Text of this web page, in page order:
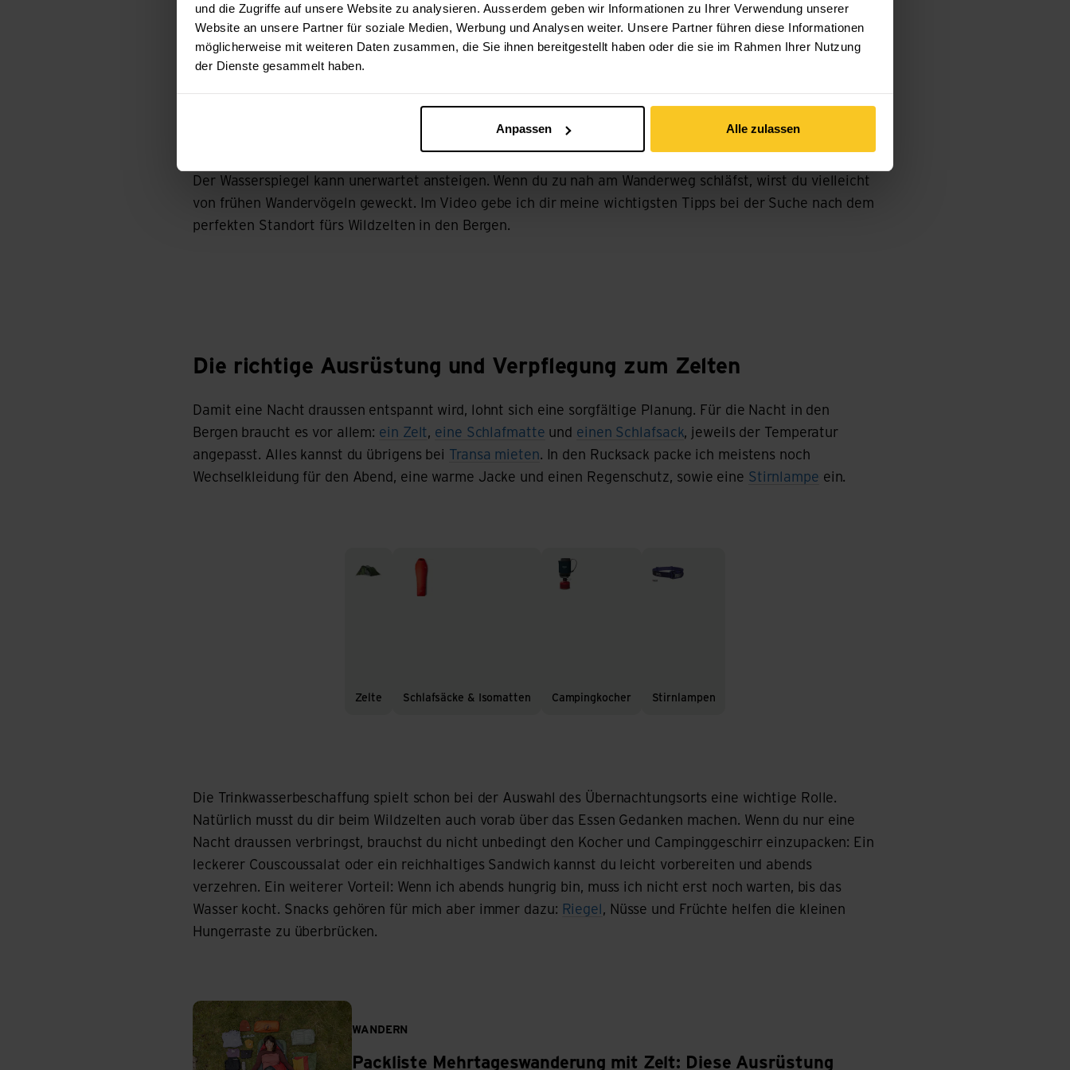
und die Zugriffe auf unsere Website zu analysieren. Ausserdem geben wir Informationen zu Ihrer Verwendung unserer
Website an unsere Partner für soziale Medien, Werbung und Analysen weiter. Unsere Partner führen diese Informationen
möglicherweise mit weiteren Daten zusammen, die Sie ihnen bereitgestellt haben oder die sie im Rahmen Ihrer Nutzung
der Dienste gesammelt haben.
Anpassen Alle zulassen
richtig interpretieren kannst. Bei Unsicherheiten frag bei jemandem Ortskundigen nach.
Zeichenerklärung Swisstopo
Wichtige Tipps für den perfekten Zeltplatz
Wichtige Tipps für den perfekten Zeltplatz
Der Wasserspiegel kann unerwartet ansteigen. Wenn du zu nah am Wanderweg schläfst, wirst du vielleicht
von frühen Wandervögeln geweckt. Im Video gebe ich dir meine wichtigsten Tipps bei der Suche nach dem
perfekten Standort fürs Wildzelten in den Bergen.
Die richtige Ausrüstung und Verpflegung zum Zelten
Die richtige Ausrüstung und Verpflegung zum Zelten
Damit eine Nacht draussen entspannt wird, lohnt sich eine sorgfältige Planung. Für die Nacht in den
Bergen braucht es vor allem: ein Zelt, eine Schlafmatte und einen Schlafsack, jeweils der Temperatur
angepasst. Alles kannst du übrigens bei
Transa mieten. In den Rucksack packe ich meistens noch
Wechselkleidung für den Abend, eine warme Jacke und einen Regenschutz, sowie eine Stirnlampe ein.
Zelte Schlafsäcke & Isomatten
Schlafsäcke & Isomatten
Campingkocher
Campingkocher
Stirnlampen
Die Trinkwasserbeschaffung spielt schon bei der Auswahl des Übernachtungsorts eine wichtige Rolle.
Natürlich musst du dir beim Wildzelten auch vorab über das Essen Gedanken machen. Wenn du nur eine
Nacht draussen verbringst, brauchst du nicht unbedingt den Kocher und Campinggeschirr einzupacken: Ein
leckerer Couscoussalat oder ein reichhaltiges Sandwich kannst du leicht vorbereiten und abends
verzehren. Ein weiterer Vorteil: Wenn ich abends hungrig bin, muss ich nicht erst noch warten, bis das
Wasser kocht. Snacks gehören für mich aber immer dazu: Riegel , Nüsse und Früchte helfen die kleinen
Hungerraste zu überbrücken.
WANDERN
Packliste Mehrtageswanderung mit Zelt: Diese Ausrüstung